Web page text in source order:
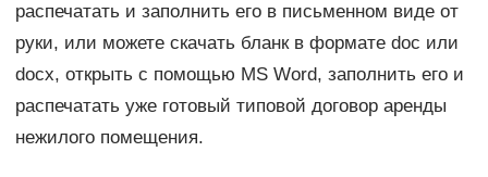
распечатать и заполнить его в письменном виде от
руки, или можете скачать бланк в формате doc или
docx, открыть с помощью MS Word, заполнить его и
распечатать уже готовый типовой договор аренды
нежилого помещения.